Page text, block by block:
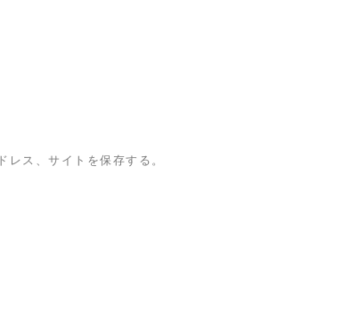
ス、サイトを保存する。